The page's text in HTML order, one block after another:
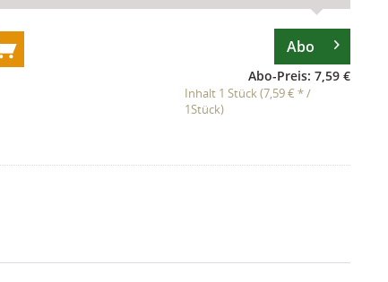
Abo-Preis: 7,59 €
Inhalt 1 Stück (7,59 € * /
1Stück)
Abo